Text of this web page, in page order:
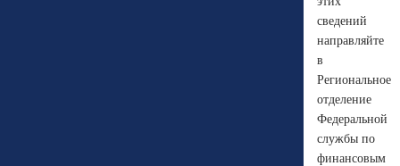
сведений
направляйте
в
Региональное
отделение
Федеральной
службы по
финансовым